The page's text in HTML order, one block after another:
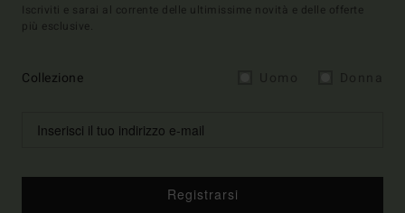
Iscriviti e sarai al corrente delle ultimissime novità e delle offerte
più esclusive.
Collezione
Registrarsi